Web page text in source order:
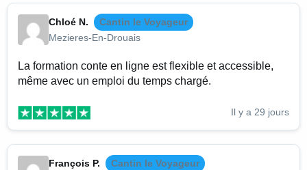
Chloé N.
Cantin le Voyageur
Mezieres-En-Drouais
La formation conte en ligne est flexible et accessible,
même avec un emploi du temps chargé.
Il y a 29 jours
François P.
Cantin le Voyageur